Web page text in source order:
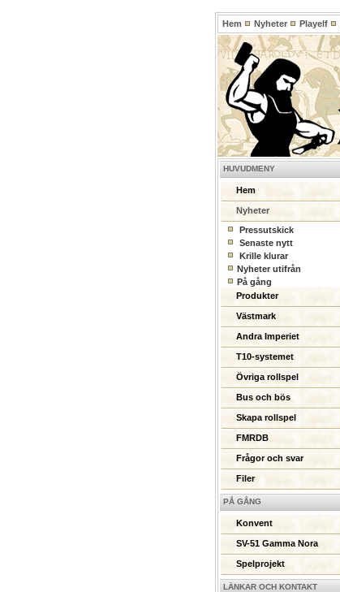
Hem Nyheter Playelf
HUVUDMENY
Hem
Nyheter
Pressutskick
Senaste nytt
Krille klurar
Nyheter utifrån
På gång
Produkter
Västmark
Andra Imperiet
T10-systemet
Övriga rollspel
Bus och bös
Skapa rollspel
FMRDB
Frågor och svar
Filer
PÅ GÅNG
Konvent
SV-51 Gamma Nora
Spelprojekt
LÄNKAR OCH KONTAKT